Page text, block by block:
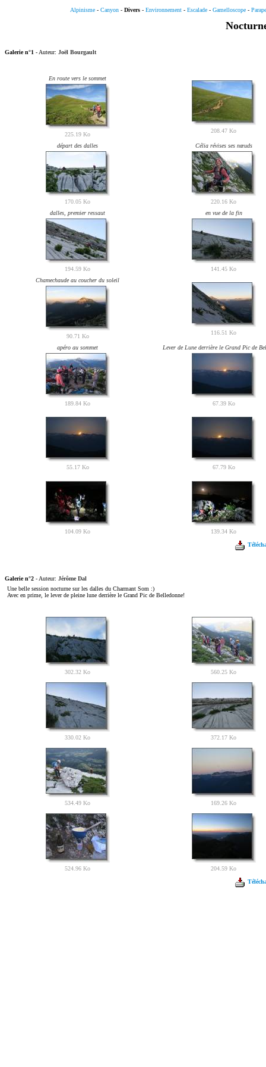
Alpinisme -Canyon -Divers -Environnement -Escalade -Gamelloscope -
Galerie n°1 - Auteur: Joël Bourgault
En route vers le sommet
225.19 Ko
208.47 Ko
départ des dalles
170.05 Ko
Célia révises ses nœuds
220.16 Ko
dalles, premier ressaut
194.59 Ko
en vue de la fin
141.45 Ko
Chamechaude au coucher du soleil
90.71 Ko
116.51 Ko
apéro au sommet
189.84 Ko
Lever de Lune derrière le Grand Pic de
67.39 Ko
55.17 Ko 67.79 Ko
104.09 Ko 139.34 Ko
Galerie n°2 - Auteur: Jérôme Dal
Une belle session nocturne sur les dalles du Charmant Som :)
Avec en prime, le lever de pleine lune derrière le Grand Pic de Belledonne!
302.32 Ko 560.25 Ko
330.02 Ko 372.17 Ko
534.49 Ko 169.26 Ko
524.96 Ko 204.59 Ko